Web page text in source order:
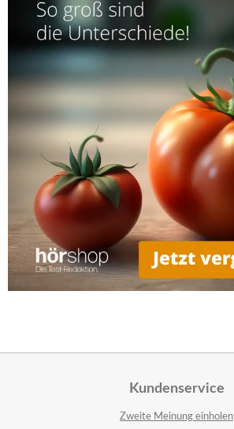
Kundenservice
Zweite Meinung einholen